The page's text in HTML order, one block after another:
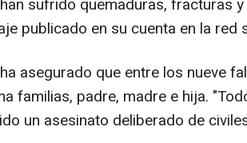
sufrido quemaduras, fracturas
publicado en su cuenta en la red
asegurado que entre los nueve
familias, padre, madre e hija.
un asesinato deliberado de